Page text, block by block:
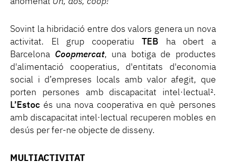
Sovint la hibridació entre dos valors genera un nova
activitat. El grup cooperatiu
TEB
ha obert a
Barcelona Coopmercat, una botiga de productes
d'alimentació cooperatius, d'entitats d'economia
social i d’empreses locals amb valor afegit, que
porten persones amb discapacitat intel·lectual2.
L’Estoc és una nova cooperativa en què persones
amb discapacitat intel·lectual recuperen mobles en
desús per fer-ne objecte de disseny.
MULTIACTIVITAT